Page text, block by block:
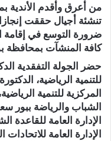
من أعرق وأقدم الأندية
تنشئة أجيال حققت
ضرورة التوسع في إقامة
كافة المنشآت بمحافظة
حضر الجولة التفقدية
للتنمية الرياضية،
المركزية للتنمية
الشباب والرياضة ببور
الإدارة العامة للقاعدة
الإدارة العامة للاتحادات